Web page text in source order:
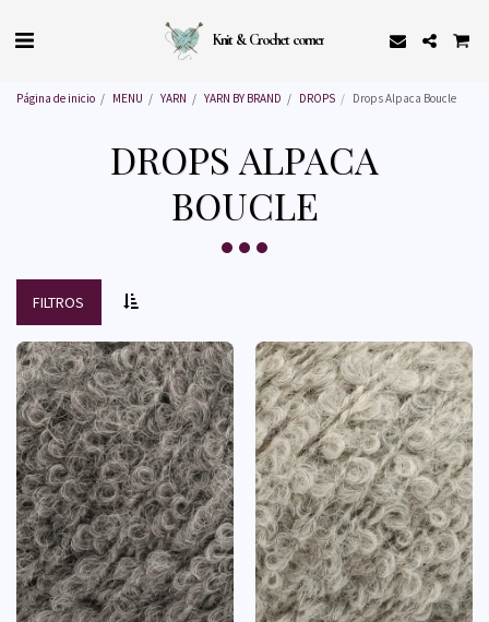
Knit & Crochet corner
Página de inicio MENU YARN YARN BY BRAND DROPS Drops Alpaca Boucle
DROPS ALPACA
BOUCLE
FILTROS